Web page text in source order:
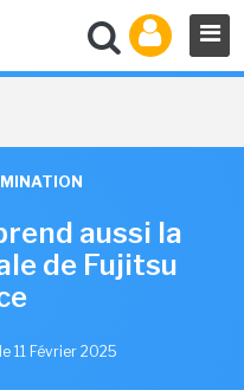
aussi la
de Fujitsu
11 Février 2025